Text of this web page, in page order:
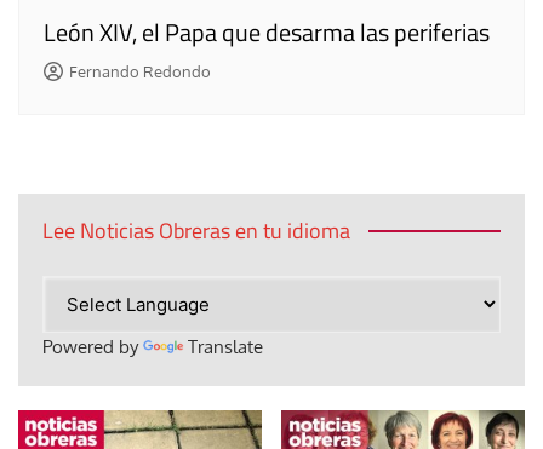
León XIV, el Papa que desarma las periferias
Fernando Redondo
Lee Noticias Obreras en tu idioma
Powered by Translate